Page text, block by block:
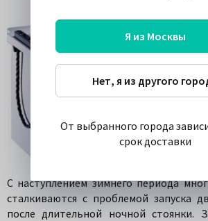
С наступлением зимнего периода
сталкиваются с проблемой запуска
после длительной ночной стоянки.
Я из Москвы
Нет, я из другого
От выбранного города
срок доставки